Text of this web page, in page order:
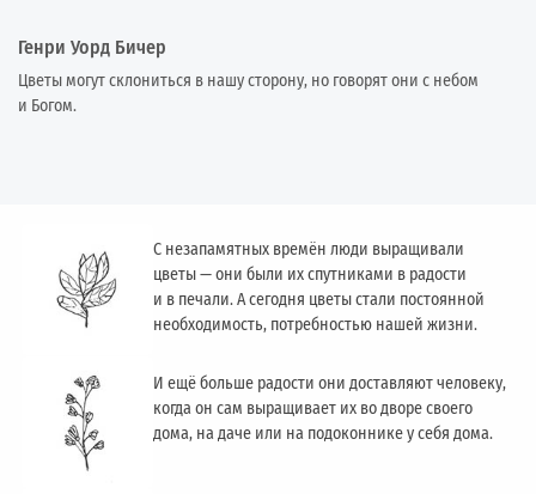
Генри Уорд Бичер
Цветы могут склониться в нашу сторону, но говорят они с небом
и Богом.
С незапамятных времён люди выращивали
цветы — они были их спутниками в радости
и в печали. А сегодня цветы стали постоянной
необходимость, потребностью нашей жизни.
И ещё больше радости они доставляют человеку,
когда он сам выращивает их во дворе своего
дома, на даче или на подоконнике у себя дома.